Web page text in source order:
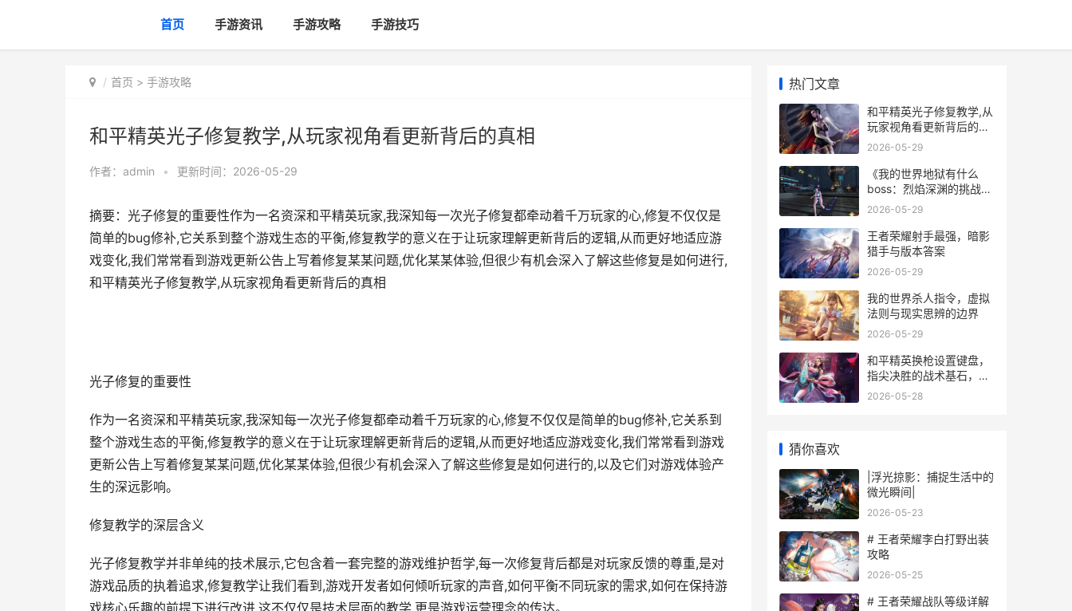
首页 手游资讯 手游攻略 手游技巧
首页 > 手游攻略
和平精英光子修复教学,从玩家视角看更新背后的真相
作者： admin • 更新时间：2026-05-29
摘要：光子修复的重要性作为一名资深和平精英玩家,我深知每一次光子修复都牵动着千万玩家的心,修复不仅仅是
简单的bug修补,它关系到整个游戏生态的平衡,修复教学的意义在于让玩家理解更新背后的逻辑,从而更好地适应游
戏变化,我们常常看到游戏更新公告上写着修复某某问题,优化某某体验,但很少有机会深入了解这些修复是如何进行,
和平精英光子修复教学,从玩家视角看更新背后的真相
光子修复的重要性
作为一名资深和平精英玩家,我深知每一次光子修复都牵动着千万玩家的心,修复不仅仅是简单的bug修补,它关系到
整个游戏生态的平衡,修复教学的意义在于让玩家理解更新背后的逻辑,从而更好地适应游戏变化,我们常常看到游戏
更新公告上写着修复某某问题,优化某某体验,但很少有机会深入了解这些修复是如何进行的,以及它们对游戏体验产
生的深远影响。
修复教学的深层含义
光子修复教学并非单纯的技术展示,它包含着一套完整的游戏维护哲学,每一次修复背后都是对玩家反馈的尊重,是对
游戏品质的执着追求,修复教学让我们看到,游戏开发者如何倾听玩家的声音,如何平衡不同玩家的需求,如何在保持游
热门文章
和平精英光子修复教学,从
玩家视角看更新背后的真
相
2026-05-29
《我的世界地狱有什么
boss：烈焰深渊的挑战与
荣耀》
2026-05-29
王者荣耀射手最强，暗影
猎手与版本答案
2026-05-29
我的世界杀人指令，虚拟
法则与现实思辨的边界
2026-05-29
和平精英换枪设置键盘，
指尖决胜的战术基石，副
标题，精妙操控背后的胜
2026-05-28
猜你喜欢
|浮光掠影：捕捉生活中的
微光瞬间|
2026-05-23
# 王者荣耀李白打野出装
攻略
2026-05-25
# 王者荣耀战队等级详解